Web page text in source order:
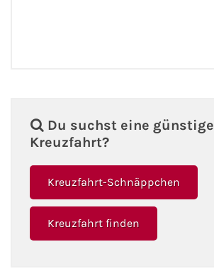
Du suchst eine günstige
Kreuzfahrt?
Kreuzfahrt-Schnäppchen
Kreuzfahrt finden